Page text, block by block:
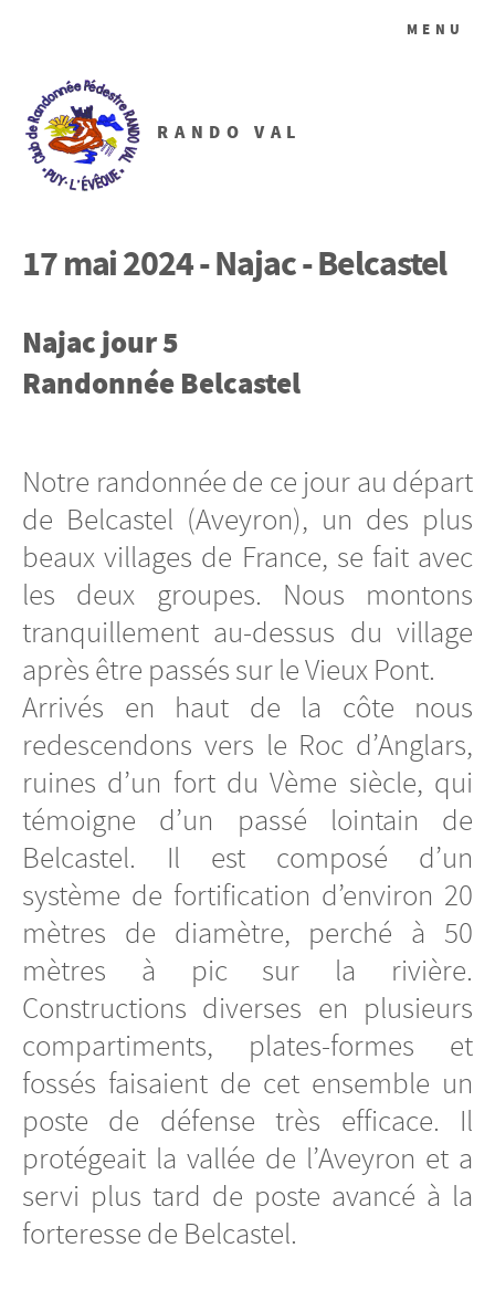
RANDO VAL
MENU
17 mai 2024 - Najac - Belcastel
Najac jour 5
Randonnée Belcastel
Notre randonnée de ce jour au départ
de Belcastel (Aveyron), un des plus
beaux villages de France, se fait avec
les deux groupes. Nous montons
tranquillement au-dessus du village
après être passés sur le Vieux Pont.
Arrivés en haut de la côte nous
redescendons vers le Roc d’Anglars,
ruines d’un fort du Vème siècle, qui
témoigne d’un passé lointain de
Belcastel. Il est composé d’un
système de fortification d’environ 20
mètres de diamètre, perché à 50
mètres à pic sur la rivière.
Constructions diverses en plusieurs
compartiments, plates-formes et
fossés faisaient de cet ensemble un
poste de défense très efficace. Il
protégeait la vallée de l’Aveyron et a
servi plus tard de poste avancé à la
forteresse de Belcastel.